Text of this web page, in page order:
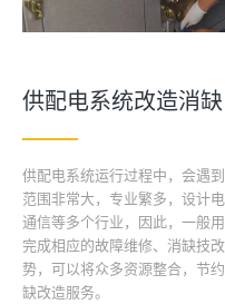
供配电系统改造消缺
供配电系统运行过程中，会遇
范围非常大，专业繁多，设计
通信等多个行业，因此，一般
完成相应的故障维修、消缺技
势，可以将众多资源整合，节
缺改造服务。